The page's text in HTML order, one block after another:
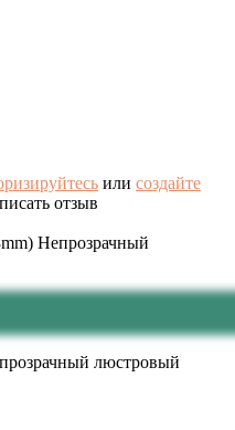
или создайте
отзыв
Непрозрачный